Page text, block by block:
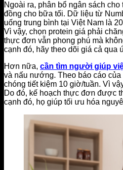
Ngoài ra, phân bổ ngân sách
đồng cho bữa tối. Dữ liệu từ
uống trung bình tại Việt Nam là
Vì vậy, chọn protein giá phải
thực đơn vẫn phong phú mà
cạnh đó, hãy theo dõi giá cả qua
Hơn nữa, cần tìm người giúp
và nấu nướng. Theo báo cáo
chóng tiết kiệm 10 giờ/tuần. Vì
Do đó, kế hoạch thực đơn được
cạnh đó, họ giúp tối ưu hóa